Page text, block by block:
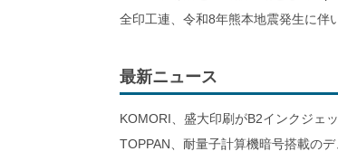
全印工連、令和8年熊本地震発生に伴
最新ニュース
KOMORI、盛大印刷がB2インクジェ
TOPPAN、耐量子計算機暗号搭載の